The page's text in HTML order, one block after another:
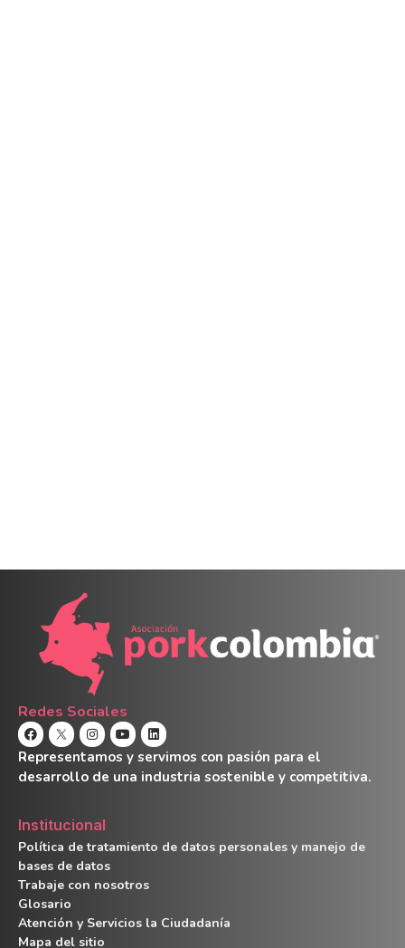
Redes Sociales
Representamos y servimos con pasión para el
desarrollo de una industria sostenible y competitiva.
Institucional
Política de tratamiento de datos personales y manejo de
bases de datos
Trabaje con nosotros
Glosario
Atención y Servicios la Ciudadanía
Mapa del sitio